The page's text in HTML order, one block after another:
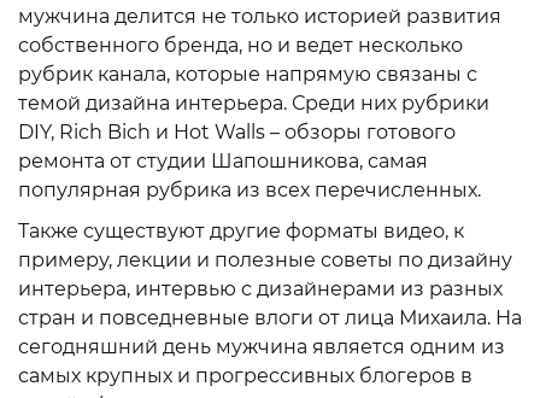
мужчина делится не только историей развития
собственного бренда, но и ведет несколько
рубрик канала, которые напрямую связаны с
темой дизайна интерьера. Среди них рубрики
DIY, Rich Bich и Hot Walls – обзоры готового
ремонта от студии Шапошникова, самая
популярная рубрика из всех перечисленных.
Также существуют другие форматы видео, к
примеру, лекции и полезные советы по дизайну
интерьера, интервью с дизайнерами из разных
стран и повседневные влоги от лица Михаила. На
сегодняшний день мужчина является одним из
самых крупных и прогрессивных блогеров в